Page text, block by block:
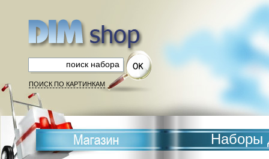
ПОИСК ПО КАРТИНКАМ
Наборы